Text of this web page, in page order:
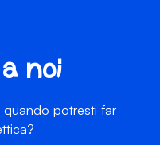
noi
quando potresti far